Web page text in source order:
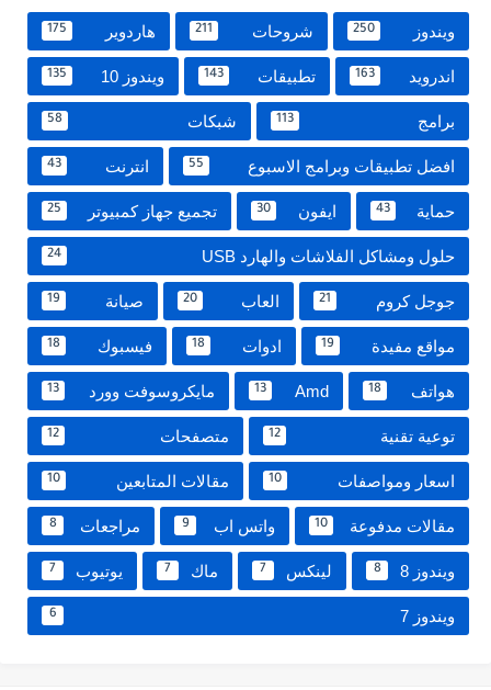
ويندوز 250 شروحات 211 هاردوير 175
اندرويد 163 تطبيقات 143 ويندوز 10 135
برامج 113 شبكات 58
افضل تطبيقات وبرامج الاسبوع 55 انترنت 43
حماية 43 ايفون 30 تجميع جهاز كمبيوتر 25
حلول ومشاكل الفلاشات والهارد USB 24
جوجل كروم 21 العاب 20 صيانة 19
مواقع مفيدة 19 ادوات 18 فيسبوك 18
هواتف 18
Amd
13 مايكروسوفت وورد 13
توعية تقنية 12 متصفحات 12
اسعار ومواصفات 10 مقالات المتابعين 10
مقالات مدفوعة 10 واتس اب 9 مراجعات 8
ويندوز 8 8 لينكس 7 ماك 7 يوتيوب 7
ويندوز 7 6